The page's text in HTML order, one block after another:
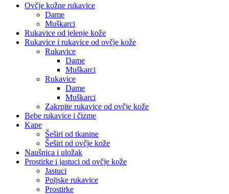
Ovčje kožne rukavice
Dame
Muškarci
Rukavice od jelenje kože
Rukavice i rukavice od ovčje kože
Rukavice
Dame
Muškarci
Rukavice
Dame
Muškarci
Zakrpite rukavice od ovčje kože
Bebe rukavice i čizme
Kape
Šeširi od tkanine
Šeširi od ovčje kože
Naušnica i uložak
Prostirke i jastuci od ovčje kože
Jastuci
Poljske rukavice
Prostirke